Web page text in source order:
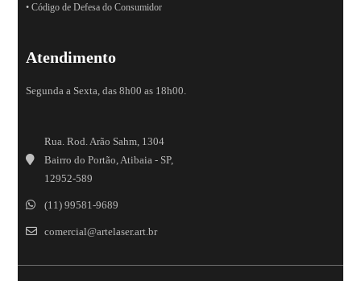
• Código de Defesa do Consumidor
Atendimento
Segunda a Sexta, das 8h00 as 18h00.
Rua. Rod. Arão Sahm, 1304
Bairro do Portão, Atibaia - SP,
12952-589
(11) 99581-9689
comercial@artelaser.art.br